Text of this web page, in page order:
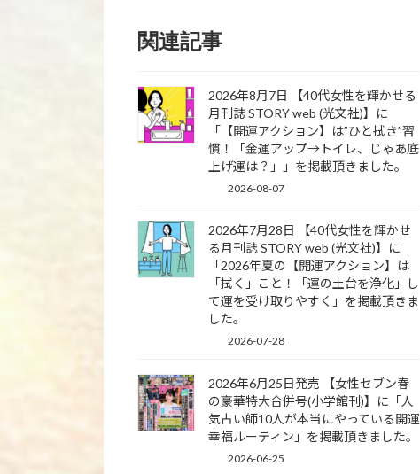
関連記事
2026年8月7日 【40代女性を輝かせる
月刊誌 STORY web (光文社)】に
「【開運アクション】は”ひと拭き”習
慣！「金運アップ→トイレ、じゃあ底
上げ運は？」」を掲載頂きました。
2026-08-07
2026年7月28日 【40代女性を輝かせ
る月刊誌 STORY web (光文社)】に
「2026年夏の【開運アクション】は
「拭く」こと！「運の土台を浄化」し
て運を受け取りやすく」を掲載頂きま
した。
2026-07-28
2026年6月25日発売 【女性セブン春
の豪華特大合併号(小学館刊)】に「人
気占い師10人が本当にやっている開運
幸福ルーティン」を掲載頂きました。
2026-06-25